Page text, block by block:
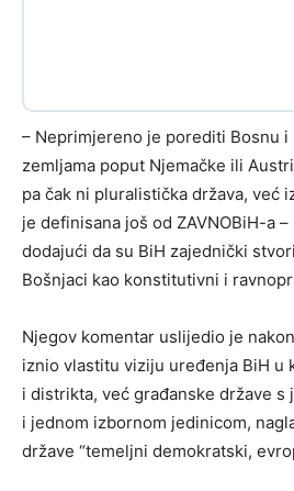
– Neprimjereno je porediti Bosnu i
zemljama poput Njemačke ili
pa čak ni pluralistička država, već
je definisana još od ZAVNOBiH-a
dodajući da su BiH zajednički
Bošnjaci kao konstitutivni i
Njegov komentar uslijedio je
iznio vlastitu viziju uređenja BiH u
i distrikta, već građanske države
i jednom izbornom jedinicom,
države “temeljni demokratski,